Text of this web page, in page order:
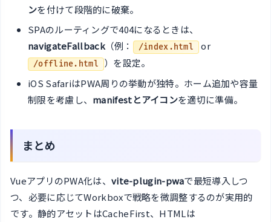
ンを付けて段階的に破棄。
SPAのルーティングで404になるときは、
navigateFallback（例： /index.html or
/offline.html
）を設定。
iOS SafariはPWA周りの挙動が独特。ホーム追加や容量
制限を考慮し、 manifestとアイコンを適切に準備。
まとめ
VueアプリのPWA化は、 vite-plugin-pwaで最短導入しつ
つ、必要に応じてWorkboxで戦略を微調整するのが実用的
です。静的アセットはCacheFirst、HTMLは